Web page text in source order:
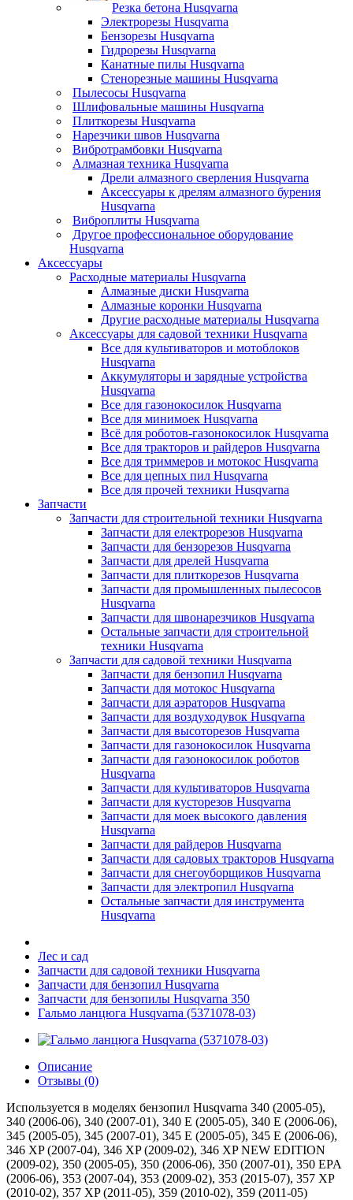
Резка бетона Husqvarna
Электрорезы Husqvarna
Бензорезы Husqvarna
Гидрорезы Husqvarna
Канатные пилы Husqvarna
Стенорезные машины Husqvarna
Пылесосы Husqvarna
Шлифовальные машины Husqvarna
Плиткорезы Husqvarna
Нарезчики швов Husqvarna
Вибротрамбовки Husqvarna
Алмазная техника Husqvarna
Дрели алмазного сверления Husqvarna
Аксессуары к дрелям алмазного бурения
Husqvarna
Виброплиты Husqvarna
Другое профессиональное оборудование
Husqvarna
Аксессуары
Расходные материалы Husqvarna
Алмазные диски Husqvarna
Алмазные коронки Husqvarna
Другие расходные материалы Husqvarna
Аксессуары для садовой техники Husqvarna
Все для культиваторов и мотоблоков
Husqvarna
Аккумуляторы и зарядные устройства
Husqvarna
Все для газонокосилок Husqvarna
Все для минимоек Husqvarna
Всё для роботов-газонокосилок Husqvarna
Все для тракторов и райдеров Husqvarna
Все для триммеров и мотокос Husqvarna
Все для цепных пил Husqvarna
Все для прочей техники Husqvarna
Запчасти
Запчасти для строительной техники Husqvarna
Запчасти для електрорезов Husqvarna
Запчасти для бензорезов Husqvarna
Запчасти для дрелей Husqvarna
Запчасти для плиткорезов Husqvarna
Запчасти для промышленных пылесосов
Husqvarna
Запчасти для швонарезчиков Husqvarna
Остальные запчасти для строительной
техники Husqvarna
Запчасти для садовой техники Husqvarna
Запчасти для бензопил Husqvarna
Запчасти для мотокос Husqvarna
Запчасти для аэраторов Husqvarna
Запчасти для воздуходувок Husqvarna
Запчасти для высоторезов Husqvarna
Запчасти для газонокосилок Husqvarna
Запчасти для газонокосилок роботов
Husqvarna
Запчасти для культиваторов Husqvarna
Запчасти для кусторезов Husqvarna
Запчасти для моек высокого давления
Husqvarna
Запчасти для райдеров Husqvarna
Запчасти для садовых тракторов Husqvarna
Запчасти для снегоуборщиков Husqvarna
Запчасти для электропил Husqvarna
Остальные запчасти для инструмента
Husqvarna
Лес и сад
Запчасти для садовой техники Husqvarna
Запчасти для бензопил Husqvarna
Запчасти для бензопилы Husqvarna 350
Гальмо ланцюга Husqvarna (5371078-03)
Описание
Отзывы (0)
Используется в моделях бензопил Husqvarna 340 (2005-05),
340 (2006-06), 340 (2007-01), 340 E (2005-05), 340 E (2006-06),
345 (2005-05), 345 (2007-01), 345 E (2005-05), 345 E (2006-06),
346 XP (2007-04), 346 XP (2009-02), 346 XP NEW EDITION
(2009-02), 350 (2005-05), 350 (2006-06), 350 (2007-01), 350 EPA
(2006-06), 353 (2007-04), 353 (2009-02), 353 (2015-07), 357 XP
(2010-02), 357 XP (2011-05), 359 (2010-02), 359 (2011-05)